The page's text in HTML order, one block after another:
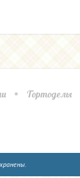
Тортоделы